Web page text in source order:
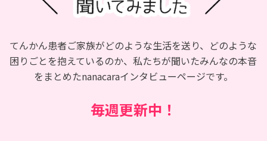
てんかん患者ご家族がどのような生活を送り、どのような
困りごとを抱えているのか、私たちが聞いたみんなの本音
をまとめたnanacaraインタビューページです。
毎週更新中！